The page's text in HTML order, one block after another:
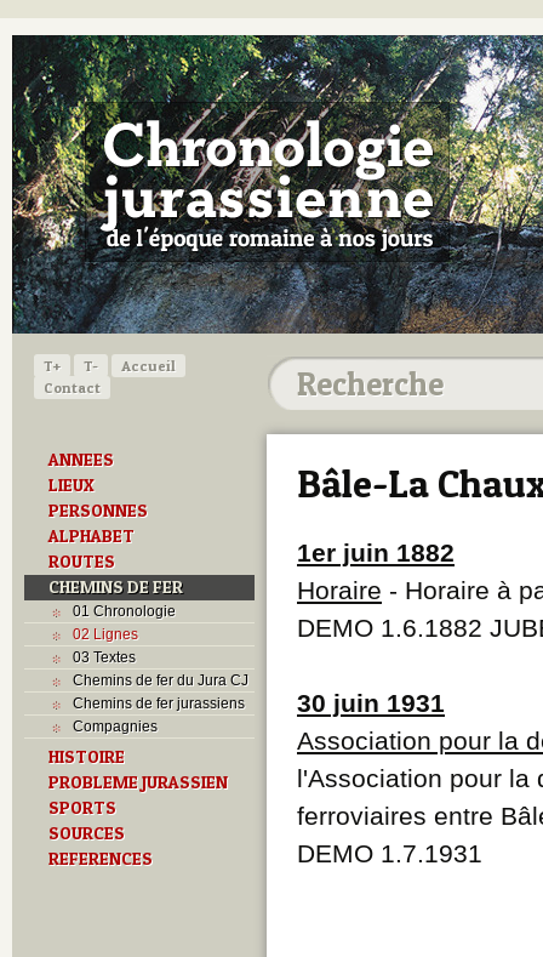
T+ T-
Accueil
Contact
ANNEES
LIEUX
PERSONNES
ALPHABET
ROUTES
CHEMINS DE FER
01 Chronologie
02 Lignes
03 Textes
Chemins de fer du Jura CJ
Chemins de fer jurassiens
Compagnies
HISTOIRE
PROBLEME JURASSIEN
SPORTS
SOURCES
REFERENCES
Bâle-La
1er juin 1882
Horaire - Horaire à
DEMO 1.6.1882
30 juin 1931
Association pour la
l'Association pour la
ferroviaires entre
DEMO 1.7.1931